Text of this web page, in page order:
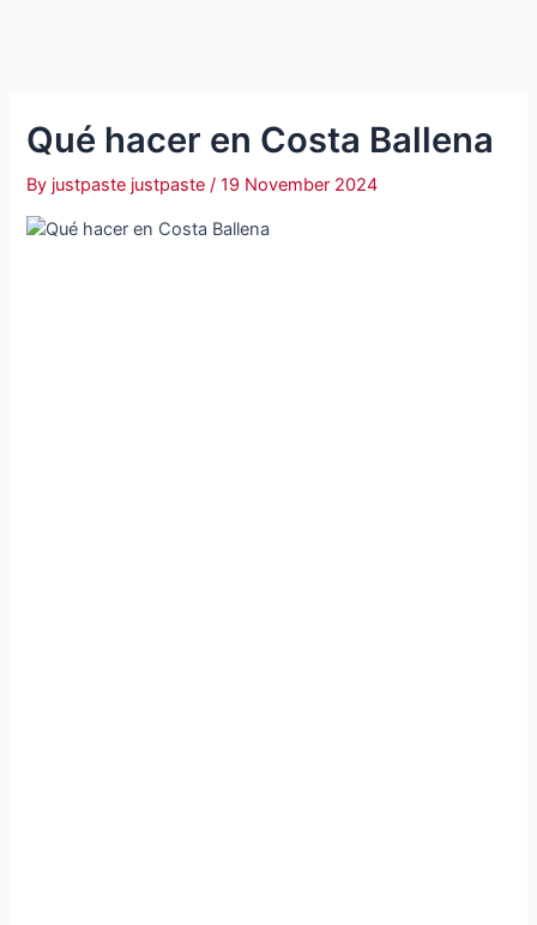
Qué hacer en Costa Ballena
By justpaste justpaste/19 November 2024